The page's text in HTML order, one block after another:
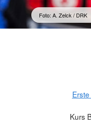
Foto: A. Zelck / DRK
Kurs